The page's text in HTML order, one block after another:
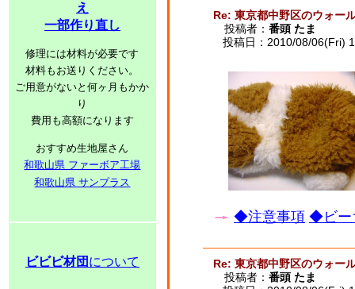
え
一部作り直し
修理には材料が必要です
材料もお送りください。
ご用意がないと何ヶ月もかか
り
費用も高額になります
おすすめ生地屋さん
和歌山県 ファーボア工場
和歌山県 サンプラス
ビビビ材団 について
Re: 東京都中野区のウォー
投稿者： 番頭 たま
投稿日：2010/08/06(Fri)
◆注意事項 ◆ビー
Re: 東京都中野区のウォー
投稿者： 番頭 たま